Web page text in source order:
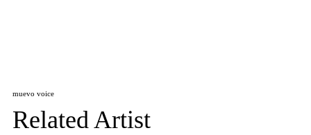
muevo voice
Related Artist